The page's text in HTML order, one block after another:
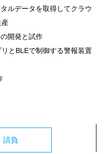
ルデータを取得してクラウ
産
開発と試作
とBLEで制御する警報装置
請負